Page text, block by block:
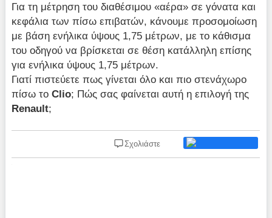
Για τη μέτρηση του διαθέσιμου «αέρα» σε γόνατα και
κεφάλια των πίσω επιβατών, κάνουμε προσομοίωση
με βάση ενήλικα ύψους 1,75 μέτρων, με το κάθισμα
του οδηγού να βρίσκεται σε θέση κατάλληλη επίσης
για ενήλικα ύψους 1,75 μέτρων.
Γιατί πιστεύετε πως γίνεται όλο και πιο στενάχωρο
πίσω τοClio; Πώς σας φαίνεται αυτή η επιλογή της
Renault;
Σχολιάστε